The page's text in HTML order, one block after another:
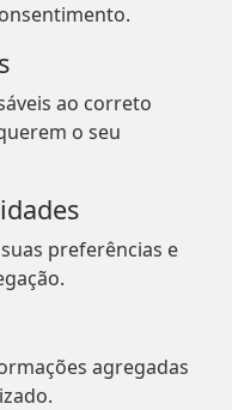
ao correto
o seu
preferências e
agregadas